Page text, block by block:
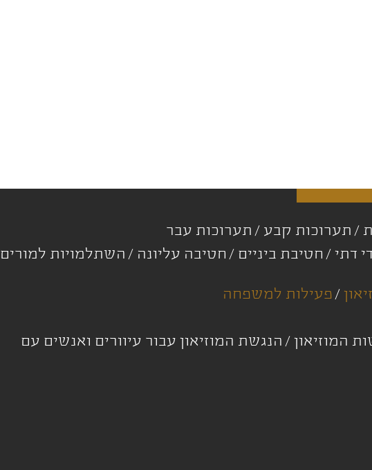
תערוכות קבע
תערוכות עבר
דתי חטיבת ביניים חטיבה עליונה
השתלמויות למורים
פעילות למשפחה
המוזיאון
הנגשת המוזיאון עבור עיוורים ואנשים עם